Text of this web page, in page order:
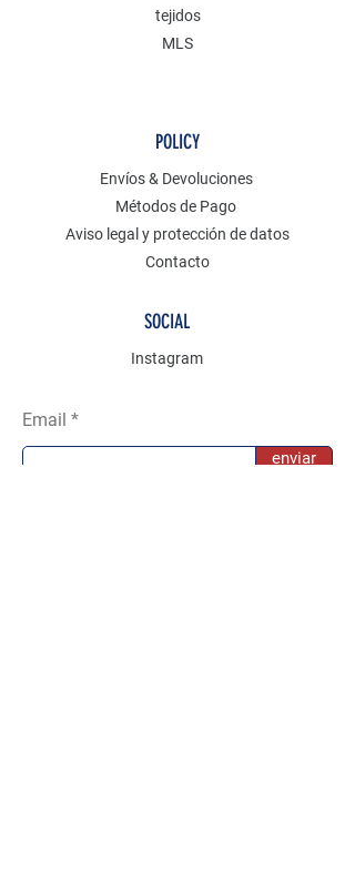
tejidos
MLS
POLICY
Envíos & Devoluciones
Métodos de Pago
Aviso legal y protección de datos
Contacto
SOCIAL
Instagram
Email
enviar